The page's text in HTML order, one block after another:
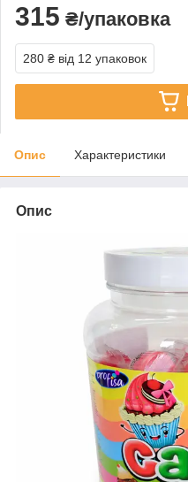
315 ₴/упаковка
280 ₴ від 12 упаковок
Опис Характеристики
Опис